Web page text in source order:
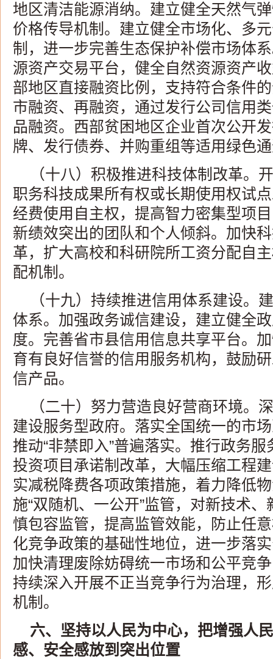
地区清洁能源消纳。建立健全天然气
价格传导机制。建立健全市场化、多
制，进一步完善生态保护补偿市场体
源资产交易平台，健全自然资源资产
部地区直接融资比例，支持符合条件
市融资、再融资，通过发行公司信用
品融资。西部贫困地区企业首次公开
牌、发行债券、并购重组等适用绿色
（十八）积极推进科技体制改革。
职务科技成果所有权或长期使用权试
经费使用自主权，提高智力密集型项
新绩效突出的团队和个人倾斜。加快
革，扩大高校和科研院所工资分配自
配机制。
（十九）持续推进信用体系建设。
体系。加强政务诚信建设，建立健全
度。完善省市县信用信息共享平台。
育有良好信誉的信用服务机构，鼓励
信产品。
（二十）努力营造良好营商环境。
建设服务型政府。落实全国统一的市
推动“非禁即入”普遍落实。推行政务服
投资项目承诺制改革，大幅压缩工程
实减税降费各项政策措施，着力降低
施“双随机、一公开”监管，对新技术
慎包容监管，提高监管效能，防止任
化竞争政策的基础性地位，进一步落
加快清理废除妨碍统一市场和公平竞
持续深入开展不正当竞争行为治理，
机制。
六、坚持以人民为中心，把增强人
感、安全感放到突出位置